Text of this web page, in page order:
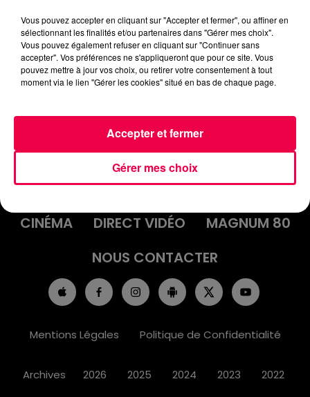
podcasts/2023/01/regis-060123.mp3
ACCUEIL INFOS
EMISSIONS
AGENDA
JEUX
PODCASTS
CINÉMA
DIRECT VIDÉO
MAGNUM 80
NOUS CONTACTER
Mentions Légales Politique de Confidentialité
Archives 2026 2025 2024 2023 2022
Vous pouvez accepter en cliquant sur "Accepter et fermer", ou affiner en
sélectionnant les finalités et/ou partenaires dans "Gérer mes choix".
Vous pouvez également refuser en cliquant sur "Continuer sans
accepter". Vos préférences ne s'appliqueront que pour ce site. Vous
pouvez mettre à jour vos choix, ou retirer votre consentement à tout
moment via le lien "Gérer les cookies" situé en bas de chaque page.
Gérer mes choix
Accepter et fermer